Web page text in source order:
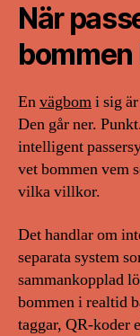
När
Envägbomi sig
Den går ner.
intelligent
vet bommen vem
vilka villkor.
Det handlar om
separata system
sammankopplad
bommen i realtid
taggar, QR-koder